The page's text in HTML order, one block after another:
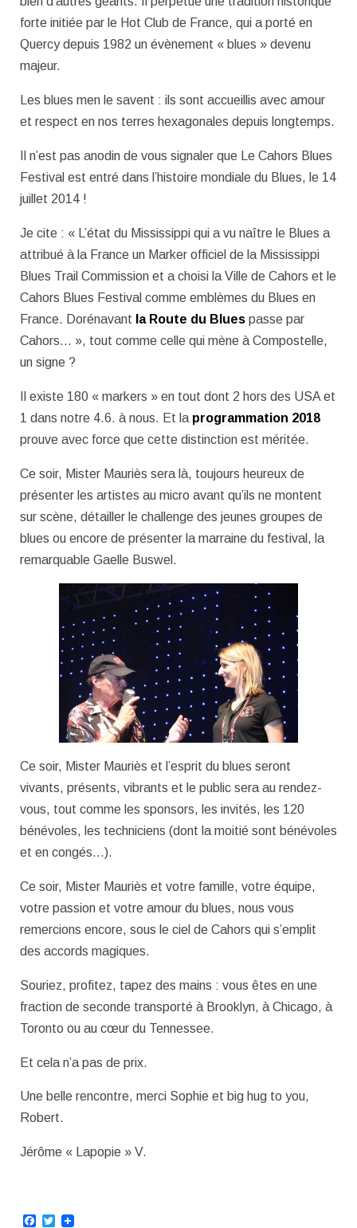
forte initiée par le Hot Club de France, qui a porté en
Quercy depuis 1982 un évènement « blues » devenu
majeur.
Les blues men le savent : ils sont accueillis avec amour
et respect en nos terres hexagonales depuis longtemps.
Il n’est pas anodin de vous signaler que Le Cahors Blues
Festival est entré dans l’histoire mondiale du Blues, le 14
juillet 2014 !
Je cite : « L’état du Mississippi qui a vu naître le Blues a
attribué à la France un Marker officiel de la Mississippi
Blues Trail Commission et a choisi la Ville de Cahors et le
Cahors Blues Festival comme emblèmes du Blues en
France. Dorénavant la Route du Blues passe par
Cahors… », tout comme celle qui mène à Compostelle,
un signe ?
Il existe 180 « markers » en tout dont 2 hors des USA et
1 dans notre 4.6. à nous. Et la programmation 2018
prouve avec force que cette distinction est méritée.
Ce soir, Mister Mauriès sera là, toujours heureux de
présenter les artistes au micro avant qu’ils ne montent
sur scène, détailler le challenge des jeunes groupes de
blues ou encore de présenter la marraine du festival, la
remarquable Gaelle Buswel.
Ce soir, Mister Mauriès et l’esprit du blues seront
vivants, présents, vibrants et le public sera au rendez-
vous, tout comme les sponsors, les invités, les 120
bénévoles, les techniciens (dont la moitié sont bénévoles
et en congés…).
Ce soir, Mister Mauriès et votre famille, votre équipe,
votre passion et votre amour du blues, nous vous
remercions encore, sous le ciel de Cahors qui s’emplit
des accords magiques.
Souriez, profitez, tapez des mains : vous êtes en une
fraction de seconde transporté à Brooklyn, à Chicago, à
Toronto ou au cœur du Tennessee.
Et cela n’a pas de prix.
Une belle rencontre, merci Sophie et big hug to you,
Robert.
Jérôme « Lapopie » V.
Facebook
Twitter